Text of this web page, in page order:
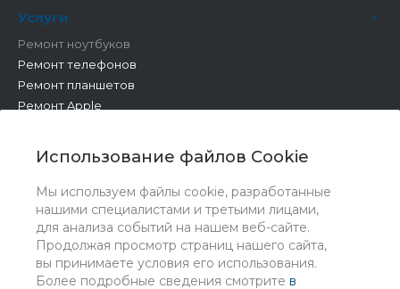
Использование файлов Cookie
Мы используем файлы cookie, разработанные
нашими специалистами и третьими лицами,
для анализа событий на нашем веб-сайте.
Продолжая просмотр страниц нашего сайта,
вы принимаете условия его использования.
Более подробные сведения смотрите в
Услуги
Ремонт ноутбуков
Ремонт телефонов
Ремонт планшетов
Ремонт Apple